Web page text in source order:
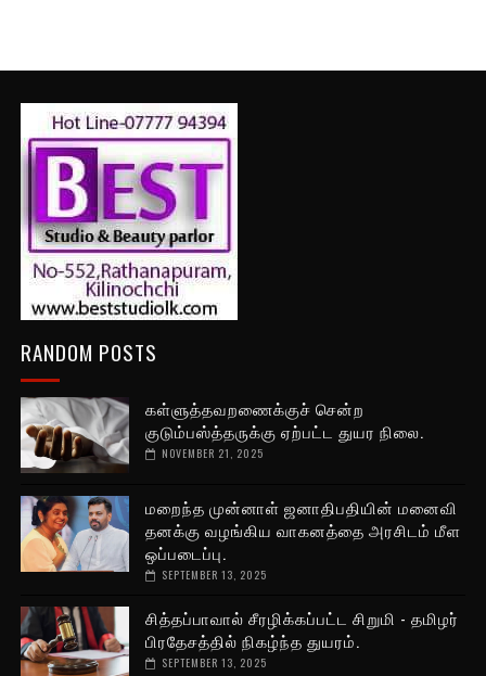
RANDOM POSTS
கள்ளுத்தவறணைக்குச் சென்ற
குடும்பஸ்த்தருக்கு ஏற்பட்ட துயர நிலை.
NOVEMBER 21, 2025
மறைந்த முன்னாள் ஜனாதிபதியின் மனைவி
தனக்கு வழங்கிய வாகனத்தை அரசிடம் மீள
ஒப்படைப்பு.
SEPTEMBER 13, 2025
சித்தப்பாவால் சீரழிக்கப்பட்ட சிறுமி - தமிழர்
பிரதேசத்தில் நிகழ்ந்த துயரம்.
SEPTEMBER 13, 2025